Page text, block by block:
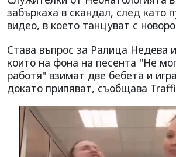
забъркаха в скандал, след като
видео, в което танцуват с
Става въпрос за Ралица Недева
които на фона на песента "Не
работя" взимат две бебета и
докато припяват, съобщава